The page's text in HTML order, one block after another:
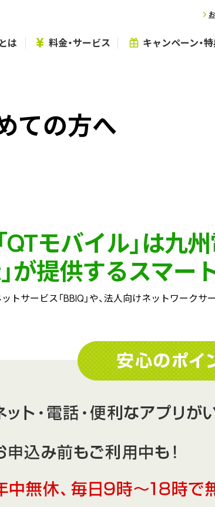
は 料金・サービス キャンペーン・
ての方へ
「QTモバイル」は九
が提供するスマー
トサービス「BBIQ」や、法人向けネットワークサ